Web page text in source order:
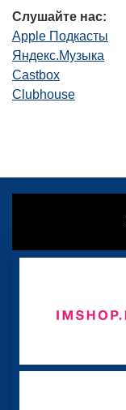
Слушайте нас:
Apple Подкасты
Яндекс.Музыка
Castbox
Clubhouse